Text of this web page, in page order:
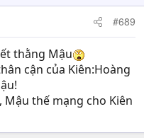
#689
thằng Mậu
cận của Kiên:Hoàng
Mậu thế mạng cho Kiên